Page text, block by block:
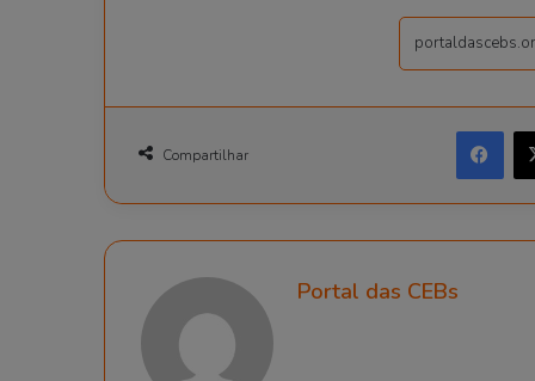
Compartilhar
Facebook
Portal das CEBs